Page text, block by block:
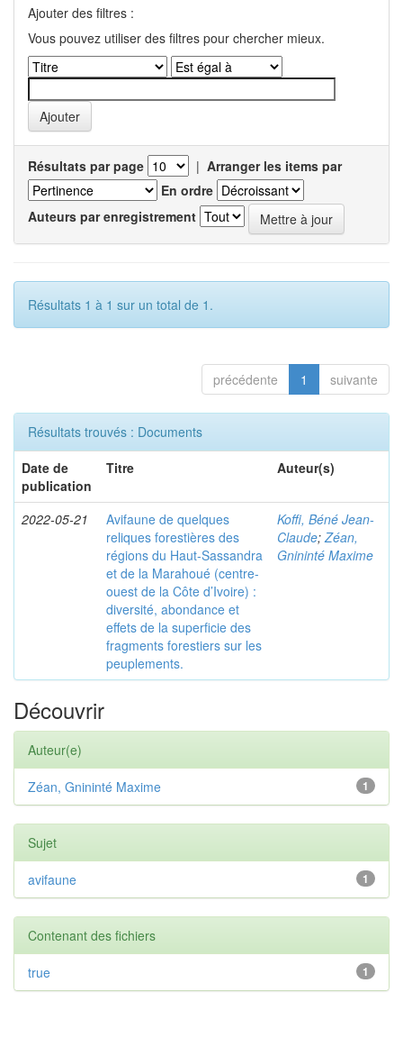
Ajouter des filtres :
Vous pouvez utiliser des filtres pour chercher mieux.
Résultats par page | Arranger les items par
En ordre
Auteurs par enregistrement
Résultats 1 à 1 sur un total de 1.
précédente 1 suivante
Résultats trouvés : Documents
Date de
publication
Titre Auteur(s)
2022-05-21
Avifaune de quelques
reliques forestières des
régions du Haut-Sassandra
et de la Marahoué (centre-
ouest de la Côte d’Ivoire) :
diversité, abondance et
effets de la superficie des
fragments forestiers sur les
peuplements.
Koffi, Béné Jean-
Claude; Zéan,
Gnininté Maxime
Découvrir
Auteur(e)
1
Zéan, Gnininté Maxime
Sujet
1
avifaune
Contenant des fichiers
1
true